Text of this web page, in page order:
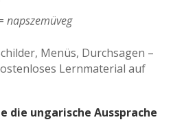
napszemüveg
Menüs, Durchsagen –
Lernmaterial auf
die ungarische Aussprache